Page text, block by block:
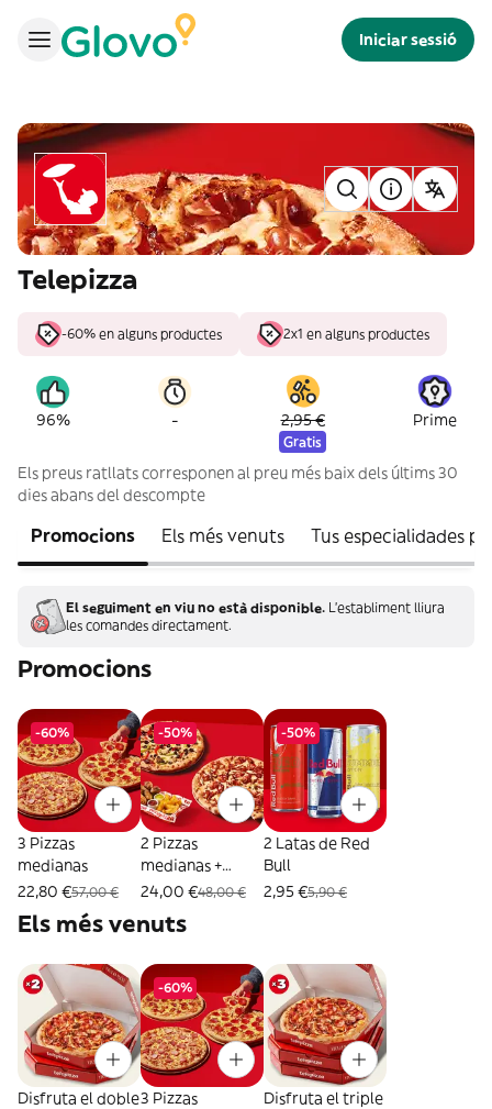
Iniciar sessió
Telepizza
-60% en alguns productes 2x1 en alguns productes
96% - 2,95 €
Gratis
Prime
Els preus ratllats corresponen al preu més baix dels últims 30
dies abans del descompte
Promocions Els més venuts Tus especialidades
El seguiment en viu no està disponible. L'establiment lliura
les comandes directament.
Promocions
-60%
3 Pizzas
medianas
22,80 €57,00 €
-50%
2 Pizzas
medianas +
Combo Mix
24,00 €48,00 €
-50%
2 Latas de Red
Bull
2,95 €5,90 €
Els més venuts
Disfruta el doble
-60%
3 Pizzas
Disfruta el triple